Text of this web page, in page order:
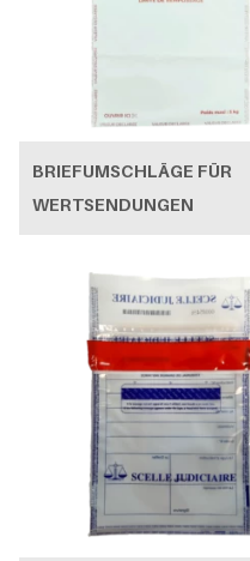
BRIEFUMSCHLÄGE FÜR
WERTSENDUNGEN